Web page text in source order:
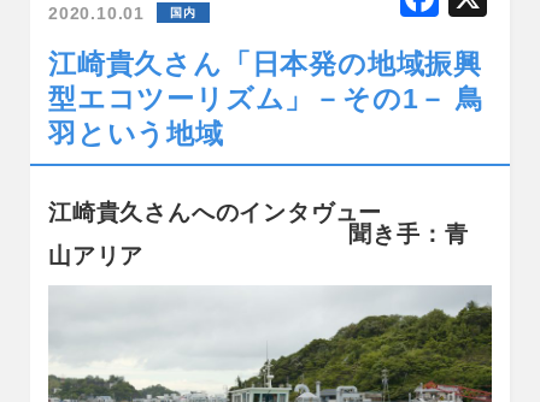
2020.10.01 国内
c
e
o
江崎貴久さん「日本発の地域振興
型エコツーリズム」－その1－ 鳥
羽という地域
江崎貴久さんへのインタヴュー
聞き手：青
山アリア